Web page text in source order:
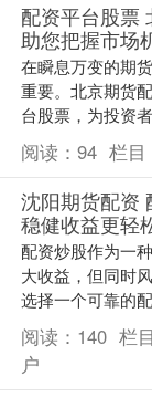
配资平台股票
助您把握市场
在瞬息万变的期
重要。北京期货
台股票，为投资
们放大收益。 使
之一是它可以放....
阅读： 94 栏目
沈阳期货配资
稳健收益更轻
配资炒股作为一
大收益，但同时
选择一个可靠的
而，配资也存在
资者的亏损也会
阅读： 140 栏
户